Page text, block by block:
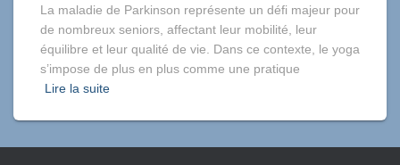
La maladie de Parkinson représente un défi majeur pour
de nombreux seniors, affectant leur mobilité, leur
équilibre et leur qualité de vie. Dans ce contexte, le yoga
s’impose de plus en plus comme une pratique
Lire la suite